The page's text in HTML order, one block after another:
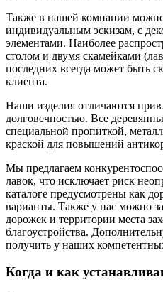
Также в нашей компании можно
индивидуальным эскизам, с
элементами. Наиболее
столом и двумя скамейками
последних всегда может быть
клиента.
Наши изделия отличаются
долговечностью. Все
специальной пропиткой,
краской для повышений
Мы предлагаем
лавок, что исключает риск
каталоге предусмотрены как
варианты. Также у нас можно
дорожек и территории места
благоустройства.
получить у наших
Когда и как